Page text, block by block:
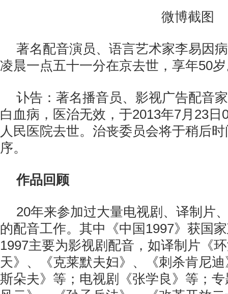
微博截图
著名配音演员、语言艺术家李易因
凌晨一点五十一分在京去世，享年50
讣告：著名播音员、影视广告配音
白血病，医治无效，于2013年7月23日
人民医院去世。治丧委员会将于稍后
序。
作品回顾
20年来参加过大量电视剧、译制片
的配音工作。其中《中国1997》获国
1997主要为影视剧配音，如译制片《
天》、《克莱默夫妇》、《刺杀肯尼
斯朵夫》等；电视剧《张学良》等；